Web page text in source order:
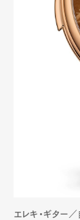
エレキ・ギター ／